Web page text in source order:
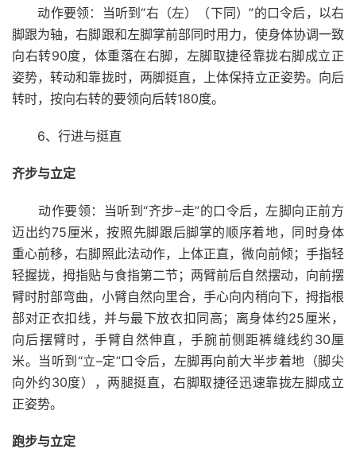
动作要领：当听到“右（左）（下同）”的口令后，以右
脚跟为轴，右脚跟和左脚掌前部同时用力，使身体协调一致
向右转90度，体重落在右脚，左脚取捷径靠拢右脚成立正
姿势，转动和靠拢时，两脚挺直，上体保持立正姿势。向后
转时，按向右转的要领向后转180度。
6、行进与挺直
齐步与立定
动作要领：当听到“齐步–走”的口令后，左脚向正前方
迈出约75厘米，按照先脚跟后脚掌的顺序着地，同时身体
重心前移，右脚照此法动作，上体正直，微向前倾；手指轻
轻握拢，拇指贴与食指第二节；两臂前后自然摆动，向前摆
臂时肘部弯曲，小臂自然向里合，手心向内稍向下，拇指根
部对正衣扣线，并与最下放衣扣同高；离身体约25厘米，
向后摆臂时，手臂自然伸直，手腕前侧距裤缝线约30厘
米。当听到“立–定”口令后，左脚再向前大半步着地（脚尖
向外约30度），两腿挺直，右脚取捷径迅速靠拢左脚成立
正姿势。
跑步与立定